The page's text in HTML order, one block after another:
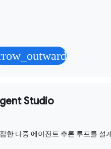
Studio
한 다중 에이전트 추론 루프를 설